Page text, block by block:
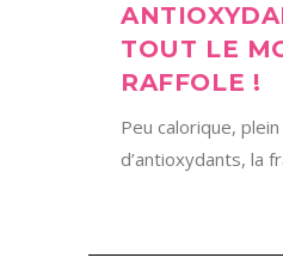
TOUT LE
RAFFOLE !
Peu calorique,
d’antioxydants, la